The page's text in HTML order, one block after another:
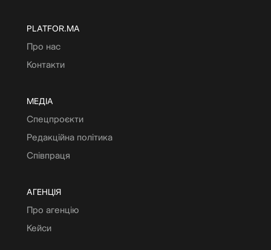
PLATFOR.MA
Про нас
Контакти
МЕДІА
Спецпроєкти
Редакційна політика
Співпраця
АГЕНЦІЯ
Про агенцію
Кейси